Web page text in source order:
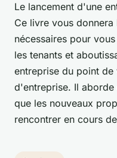
Le lancement d'une
Ce livre vous
nécessaires pour
les tenants et
entreprise du point
d'entreprise. Il aborde
que les nouveaux
rencontrer en cours